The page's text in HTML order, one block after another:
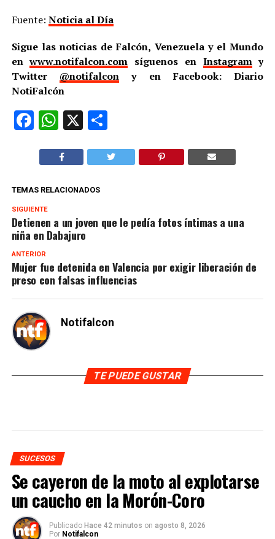
Fuente: Noticia al Día
Sigue las noticias de Falcón, Venezuela y el Mundo
enwww.notifalcon.com síguenos en Instagramy
Twitter @notifalcon y en Facebook: Diario
NotiFalcón
Facebook
WhatsApp
X Compartir
TEMAS RELACIONADOS
SIGUIENTE
Detienen a un joven que le pedía fotos íntimas a una
niña en Dabajuro
ANTERIOR
Mujer fue detenida en Valencia por exigir liberación de
preso con falsas influencias
Notifalcon
TE PUEDE GUSTAR
SUCESOS
Se cayeron de la moto al explotarse
un caucho en la Morón-Coro
Publicado Hace 42 minutos on agosto 8, 2026
Por Notifalcon